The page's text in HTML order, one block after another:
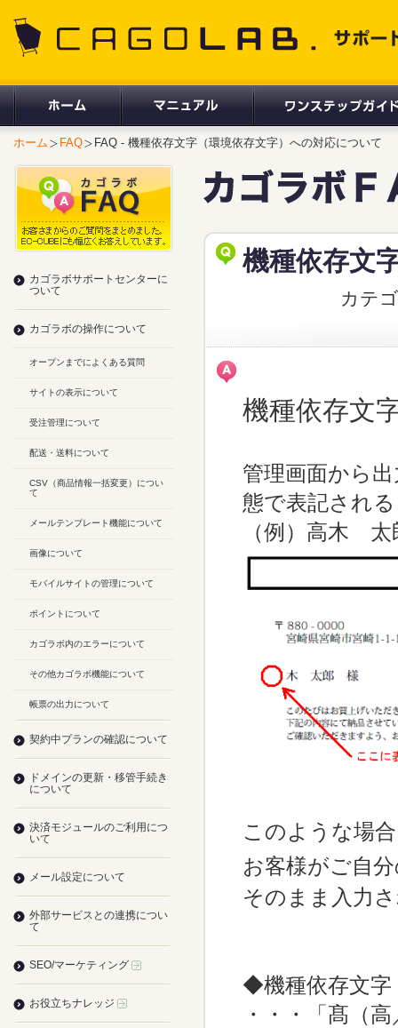
ホーム FAQ FAQ - 機種依存文字（環境依存文字）への対応について
機種依存文
カテ
機種依存文
管理画面から
態で表記され
（例）高木
このような場
お客様がご自
そのまま入力
◆機種依存文字
・・・「髙（
カゴラボサポートセンターに
ついて
カゴラボの操作について
オープンまでによくある質問
サイトの表示について
受注管理について
配送・送料について
CSV（商品情報一括変更）につい
て
メールテンプレート機能について
画像について
モバイルサイトの管理について
ポイントについて
カゴラボ内のエラーについて
その他カゴラボ機能について
帳票の出力について
契約中プランの確認について
ドメインの更新・移管手続き
について
決済モジュールのご利用につ
いて
メール設定について
外部サービスとの連携につい
て
SEO/マーケティング
お役立ちナレッジ